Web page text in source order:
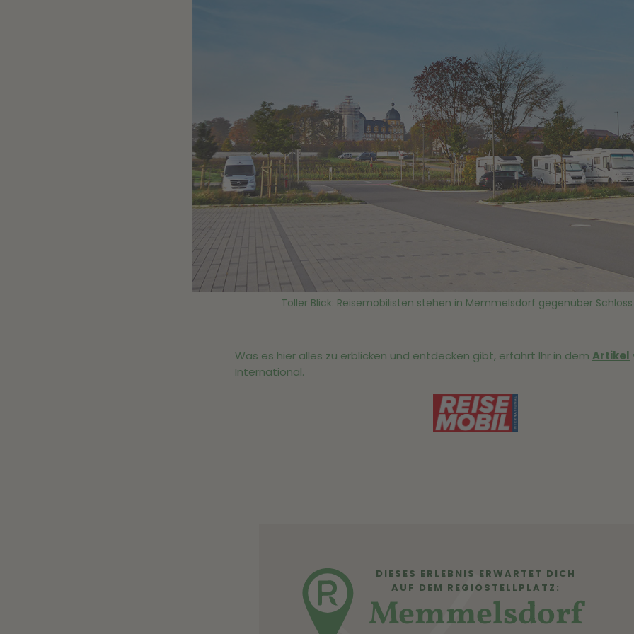
Toller Blick: Reisemobilisten stehen in Memmelsdorf gegenüber
Was es hier alles zu erblicken und entdecken gibt, erfahrt Ihr in dem Artikel
International.
DIESES ERLEBNIS ERWARTET DICH
AUF DEM REGIOSTELLPLATZ:
Memmelsdorf